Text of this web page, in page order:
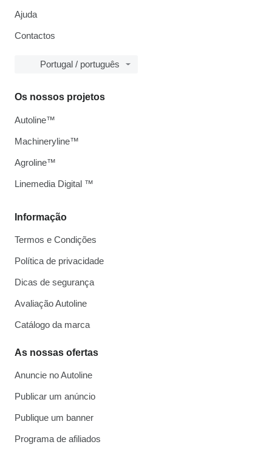
Ajuda
Contactos
Portugal / português
Informação
Termos e Condições
Política de privacidade
Dicas de segurança
Avaliação Autoline
Catálogo da marca
As nossas ofertas
Anuncie no Autoline
Publicar um anúncio
Publique um banner
Programa de afiliados
Os nossos projetos
Autoline™
Machineryline™
Agroline™
Linemedia Digital ™